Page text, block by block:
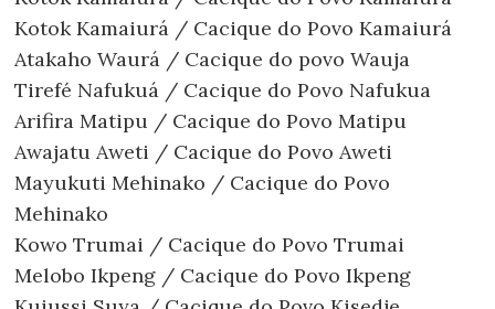
Kotok Kamaiurá / Cacique do Povo Kamaiurá
Atakaho Waurá / Cacique do povo Wauja
Tirefé Nafukuá / Cacique do Povo Nafukua
Arifira Matipu / Cacique do Povo Matipu
Awajatu Aweti / Cacique do Povo Aweti
Mayukuti Mehinako / Cacique do Povo
Mehinako
Kowo Trumai / Cacique do Povo Trumai
Melobo Ikpeng / Cacique do Povo Ikpeng